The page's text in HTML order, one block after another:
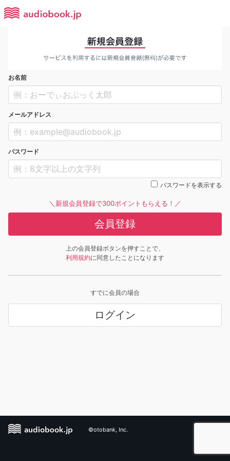
お名前
メールアドレス
パスワード
パスワードを表示する
＼新規会員登録で300ポイントもらえる！／
会員登録
上の会員登録ボタンを押すことで、
利用規約に同意したことになります
すでに会員の場合
ログイン
©otobank, Inc.